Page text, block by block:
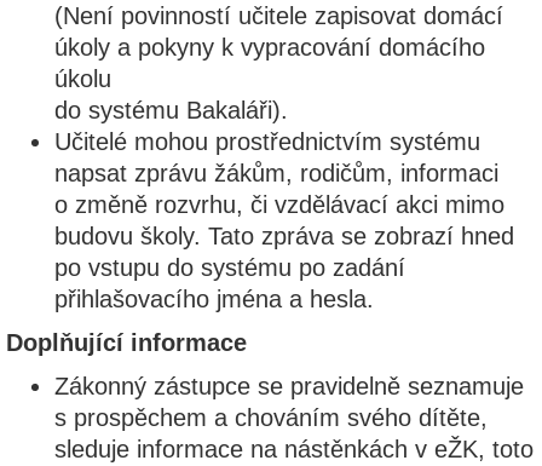
(Není povinností učitele zapisovat domácí
úkoly a pokyny k vypracování domácího
úkolu
do systému Bakaláři).
Učitelé mohou prostřednictvím systému
napsat zprávu žákům, rodičům, informaci
o změně rozvrhu, či vzdělávací akci mimo
budovu školy. Tato zpráva se zobrazí hned
po vstupu do systému po zadání
přihlašovacího jména a hesla.
Doplňující informace
Zákonný zástupce se pravidelně seznamuje
s prospěchem a chováním svého dítěte,
sleduje informace na nástěnkách v eŽK, toto